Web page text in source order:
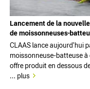
Lancement de la
de moissonneuses-
CLAAS lance aujourd'hui
moissonneuse-batteuse
offre produit en dessous
... plus